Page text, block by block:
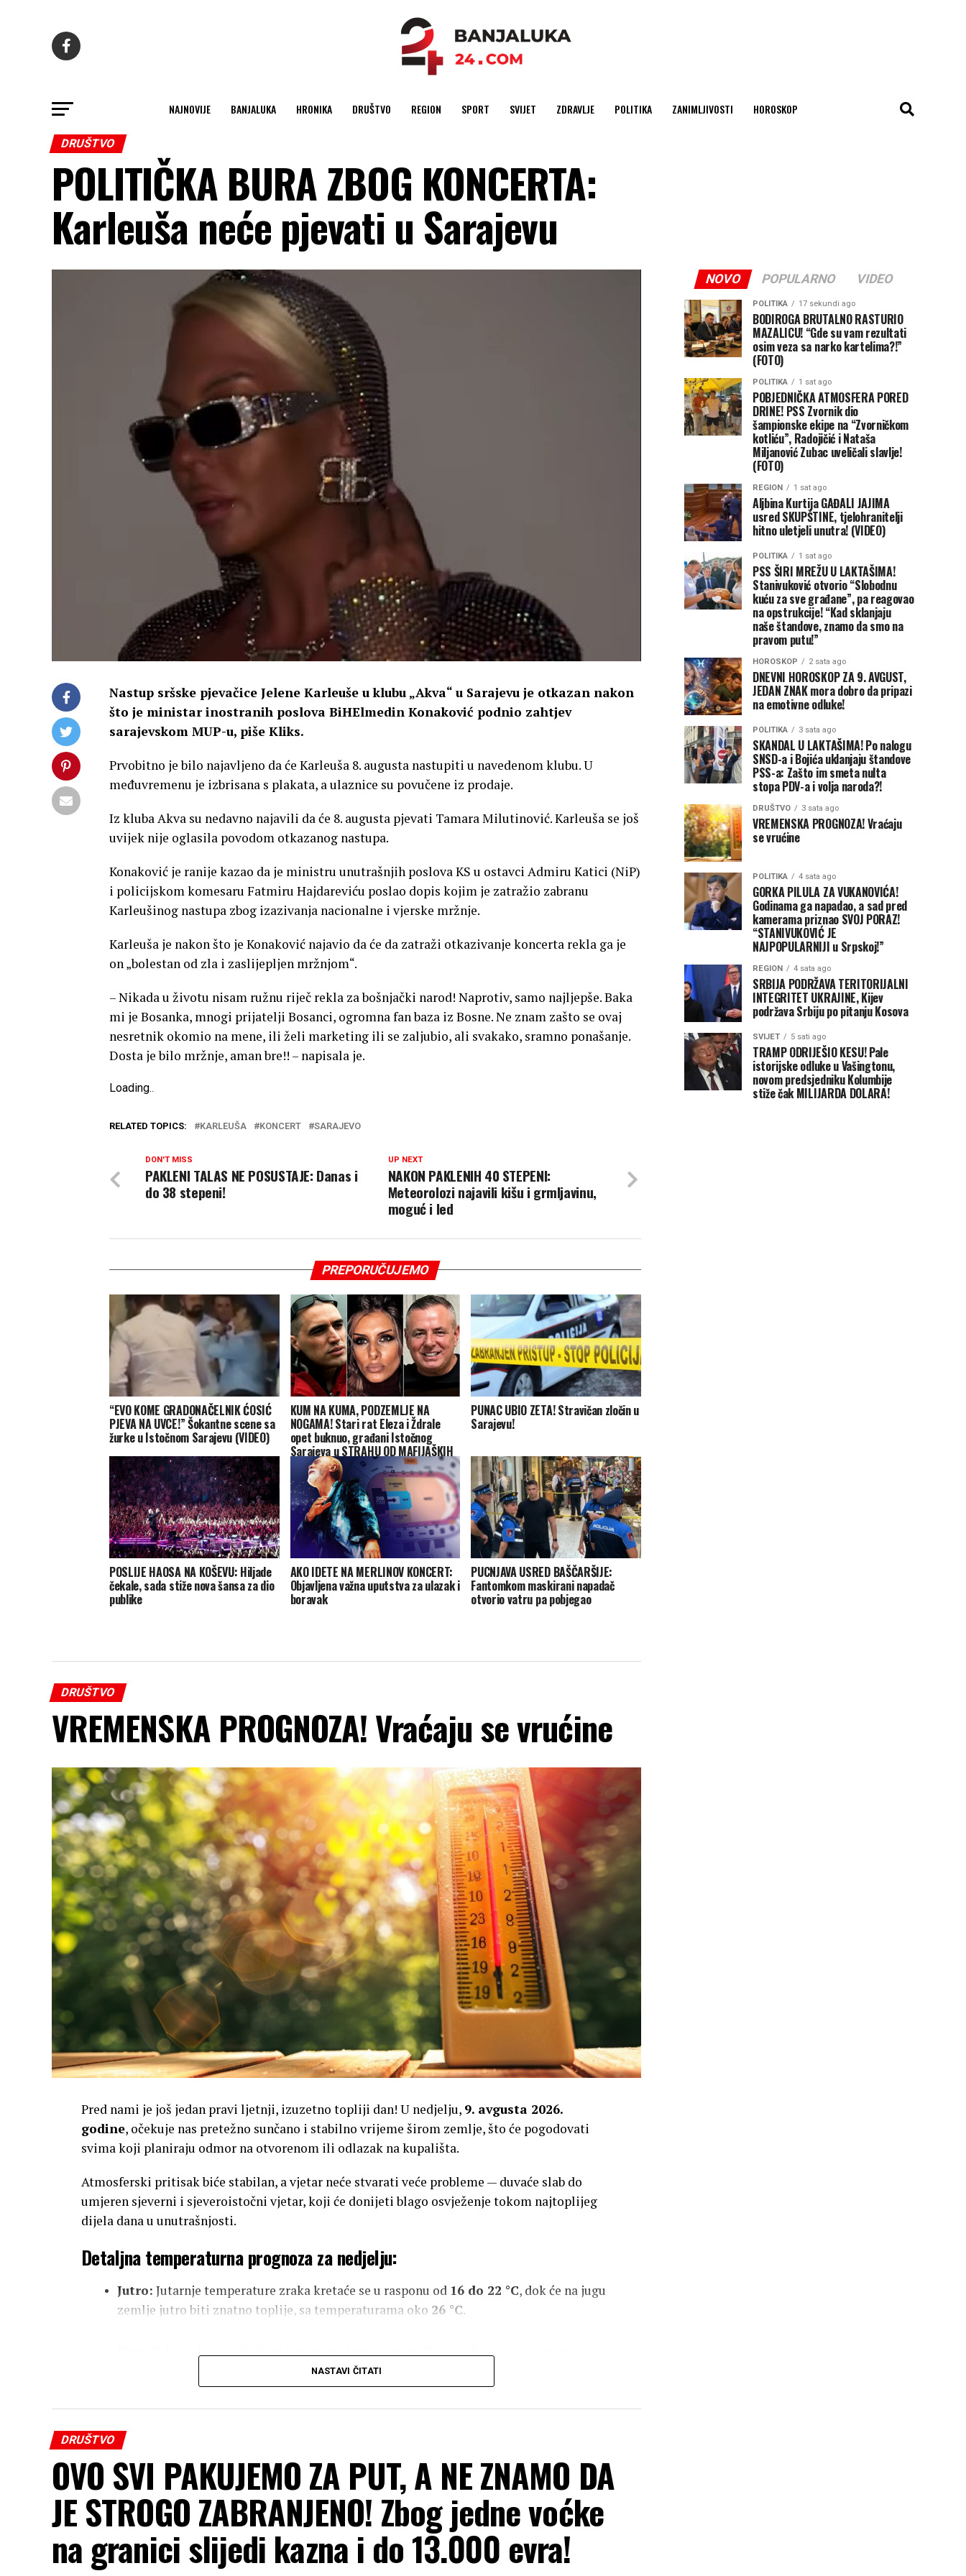
NAJNOVIJE BANJALUKA HRONIKA DRUŠTVO REGION SPORT SVIJET ZDRAVLJE POLITIKA ZANIMLJIVOSTI HOROSKOP
DRUŠTVO
POLITIČKA BURA ZBOG KONCERTA:
Karleuša neće pjevati u Sarajevu
Nastup sršske pjevačice Jelene Karleuše u klubu „Akva“ u Sarajevu je otkazan nakon
što je ministar inostranih poslova BiHElmedin Konaković podnio zahtjev
sarajevskom MUP-u, piše Kliks.
Prvobitno je bilo najavljeno da će Karleuša 8. augusta nastupiti u navedenom klubu. U
međuvremenu je izbrisana s plakata, a ulaznice su povučene iz prodaje.
Iz kluba Akva su nedavno najavili da će 8. augusta pjevati Tamara Milutinović. Karleuša se još
uvijek nije oglasila povodom otkazanog nastupa.
Konaković je ranije kazao da je ministru unutrašnjih poslova KS u ostavci Admiru Katici (NiP)
i policijskom komesaru Fatmiru Hajdareviću poslao dopis kojim je zatražio zabranu
Karleušinog nastupa zbog izazivanja nacionalne i vjerske mržnje.
Karleuša je nakon što je Konaković najavio da će da zatraži otkazivanje koncerta rekla ga je
on „bolestan od zla i zaslijepljen mržnjom“.
– Nikada u životu nisam ružnu riječ rekla za bošnjački narod! Naprotiv, samo najljepše. Baka
mi je Bosanka, mnogi prijatelji Bosanci, ogromna fan baza iz Bosne. Ne znam zašto se ovaj
nesretnik okomio na mene, ili želi marketing ili se zaljubio, ali svakako, sramno ponašanje.
Dosta je bilo mržnje, aman bre!! – napisala je.
Loading..
RELATED TOPICS: KARLEUŠA KONCERT SARAJEVO
UP NEXT
NAKON PAKLENIH 40 STEPENI:
Meteorolozi najavili kišu i grmljavinu,
moguć i led
DON'T MISS
PAKLENI TALAS NE POSUSTAJE: Danas i
do 38 stepeni!
PREPORUČUJEMO
“EVO KOME GRADONAČELNIK ĆOSIĆ
PJEVA NA UVCE!” Šokantne scene sa
žurke u Istočnom Sarajevu (VIDEO)
KUM NA KUMA, PODZEMLJE NA
NOGAMA! Stari rat Eleza i Ždrale
opet buknuo, građani Istočnog
Sarajeva u STRAHU OD MAFIJAŠKIH
OBRAČUNA!
PUNAC UBIO ZETA! Stravičan zločin u
Sarajevu!
POSLIJE HAOSA NA KOŠEVU: Hiljade
čekale, sada stiže nova šansa za dio
publike
AKO IDETE NA MERLINOV KONCERT:
Objavljena važna uputstva za ulazak i
boravak
PUCNJAVA USRED BAŠČARŠIJE:
Fantomkom maskirani napadač
otvorio vatru pa pobjegao
DRUŠTVO
VREMENSKA PROGNOZA! Vraćaju se vrućine
Pred nami je još jedan pravi ljetnji, izuzetno topliji dan! U nedjelju, 9. avgusta 2026.
godine, očekuje nas pretežno sunčano i stabilno vrijeme širom zemlje, što će pogodovati
svima koji planiraju odmor na otvorenom ili odlazak na kupališta.
Atmosferski pritisak biće stabilan, a vjetar neće stvarati veće probleme — duvaće slab do
umjeren sjeverni i sjeveroistočni vjetar, koji će donijeti blago osvježenje tokom najtoplijeg
dijela dana u unutrašnjosti.
Detaljna temperaturna prognoza za nedjelju:
Jutro: Jutarnje temperature zraka kretaće se u rasponu od 16 do 22 °C, dok će na jugu
zemlje jutro biti znatno toplije, sa temperaturama oko 26 °C.
zraka u većini krajeva kretaće se od27 do 33 °C
Jug zemlje:Na samom jugu očekuje nas pravi tropski dan, gdje će živa u termometru
dostizati i ekstremnih
NASTAVI ČITATI
DRUŠTVO
OVO SVI PAKUJEMO ZA PUT, A NE ZNAMO DA
JE STROGO ZABRANJENO! Zbog jedne voćke
na granici slijedi kazna i do 13.000 evra!
NOVO POPULARNO VIDEO
POLITIKA 17 sekundi ago
BODIROGA BRUTALNO RASTURIO
MAZALICU! “Gde su vam rezultati
osim veza sa narko kartelima?!”
(FOTO)
POLITIKA 1 sat ago
POBJEDNIČKA ATMOSFERA PORED
DRINE! PSS Zvornik dio
šampionske ekipe na “Zvorničkom
kotliću”, Radojičić i Nataša
Miljanović Zubac uveličali slavlje!
(FOTO)
REGION 1 sat ago
Aljbina Kurtija GAĐALI JAJIMA
usred SKUPŠTINE, tjelohranitelji
hitno uletjeli unutra! (VIDEO)
POLITIKA 1 sat ago
PSS ŠIRI MREŽU U LAKTAŠIMA!
Stanivuković otvorio “Slobodnu
kuću za sve građane”, pa reagovao
na opstrukcije! “Kad sklanjaju
naše štandove, znamo da smo na
pravom putu!”
HOROSKOP 2 sata ago
DNEVNI HOROSKOP ZA 9. AVGUST,
JEDAN ZNAK mora dobro da pripazi
na emotivne odluke!
POLITIKA 3 sata ago
SKANDAL U LAKTAŠIMA! Po nalogu
SNSD-a i Bojića uklanjaju štandove
PSS-a: Zašto im smeta nulta
stopa PDV-a i volja naroda?!
DRUŠTVO 3 sata ago
VREMENSKA PROGNOZA! Vraćaju
se vrućine
POLITIKA 4 sata ago
GORKA PILULA ZA VUKANOVIĆA!
Godinama ga napadao, a sad pred
kamerama priznao SVOJ PORAZ!
“STANIVUKOVIĆ JE
NAJPOPULARNIJI u Srpskoj!”
REGION 4 sata ago
SRBIJA PODRŽAVA TERITORIJALNI
INTEGRITET UKRAJINE, Kijev
podržava Srbiju po pitanju Kosova
SVIJET 5 sati ago
TRAMP ODRIJEŠIO KESU! Pale
istorijske odluke u Vašingtonu,
novom predsjedniku Kolumbije
stiže čak MILIJARDA DOLARA!